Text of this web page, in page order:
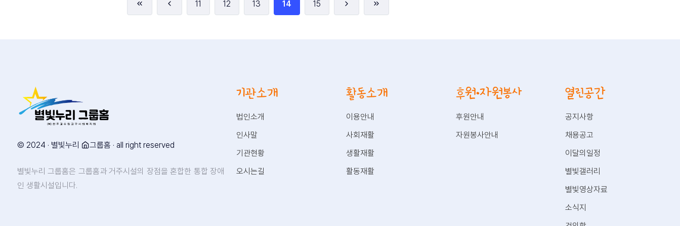
11 12 13 14 15
© 2024 · 별빛누리 그룹홈 · all right reserved
별빛누리 그룹홈은 그룹홈과 거주시설의 장점을 혼합한 통합 장애
인 생활시설입니다.
기관소개
법인소개
인사말
기관현황
오시는길
활동소개
이용안내
사회재활
생활재활
활동재활
후원·자원봉사
후원안내
자원봉사안내
열린공간
공지사항
채용공고
이달의일정
별빛갤러리
별빛영상자료
소식지